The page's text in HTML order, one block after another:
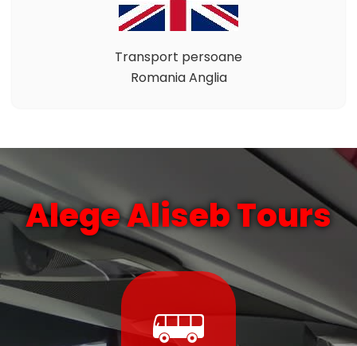
Transport persoane
Romania Anglia
Alege Aliseb Tours